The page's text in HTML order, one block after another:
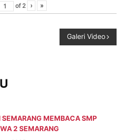
of 2 › »
Galeri Video
SEMARANG MEMBACA SMP
2 SEMARANG